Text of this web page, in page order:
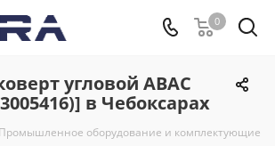
0
угловой ABAC
в Чебоксарах
Промышленное оборудование и комплектующие